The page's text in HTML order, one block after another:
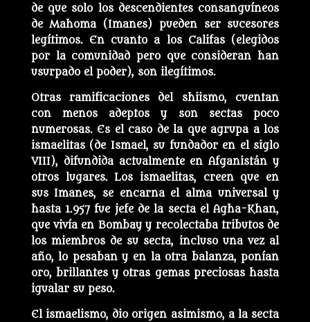
de que solo los descendientes consanguíneos
de Mahoma (Imanes) pueden ser sucesores
legítimos. En cuanto a los Califas (elegidos
por la comunidad pero que consideran han
usurpado el poder), son ilegítimos.
Otras ramificaciones del shiismo, cuentan
con menos adeptos y son sectas poco
numerosas. Es el caso de la que agrupa a los
ismaelitas (de Ismael, su fundador en el siglo
VIII), difundida actualmente en Afganistán y
otros lugares. Los ismaelitas, creen que en
sus Imanes, se encarna el alma universal y
hasta 1.957 fue jefe de la secta el Agha-Khan,
que vivía en Bombay y recolectaba tributos de
los miembros de su secta, incluso una vez al
año, lo pesaban y en la otra balanza, ponían
oro, brillantes y otras gemas preciosas hasta
igualar su peso.
El ismaelismo, dio origen asimismo, a la secta